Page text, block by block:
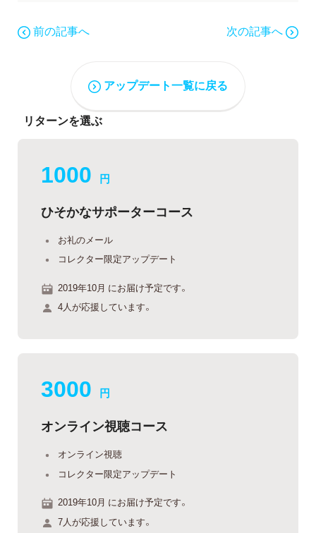
前の記事へ 次の記事へ
アップデート一覧に戻る
リターンを選ぶ
1000 円
ひそかなサポーターコース
お礼のメール
コレクター限定アップデート
2019年10月 にお届け予定です。
4人が応援しています。
3000 円
オンライン視聴コース
オンライン視聴
コレクター限定アップデート
2019年10月 にお届け予定です。
7人が応援しています。